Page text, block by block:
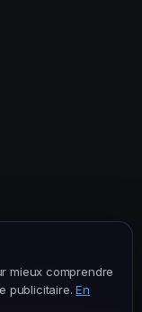
droits réservés.
générales
mieux comprendre
publicitaire.En